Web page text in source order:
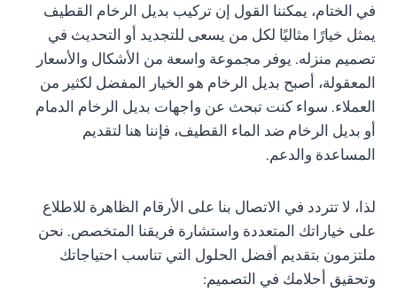
في الختام، يمكننا القول إن تركيب بديل الرخام القطيف
يمثل خيارًا مثاليًا لكل من يسعى للتجديد أو التحديث في
تصميم منزله. يوفر مجموعة واسعة من الأشكال والأسعار
المعقولة، أصبح بديل الرخام هو الخيار المفضل لكثير من
العملاء. سواء كنت تبحث عن واجهات بديل الرخام الدمام
أو بديل الرخام ضد الماء القطيف، فإننا هنا لتقديم
المساعدة والدعم.
لذا، لا تتردد في الاتصال بنا على الأرقام الظاهرة للاطلاع
على خياراتك المتعددة واستشارة فريقنا المتخصص. نحن
ملتزمون بتقديم أفضل الحلول التي تناسب احتياجاتك
وتحقيق أحلامك في التصميم: